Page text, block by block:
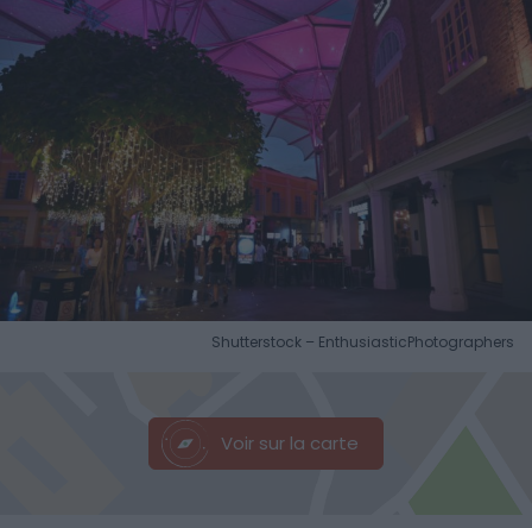
Shutterstock – EnthusiasticPhotographers
Voir sur la carte